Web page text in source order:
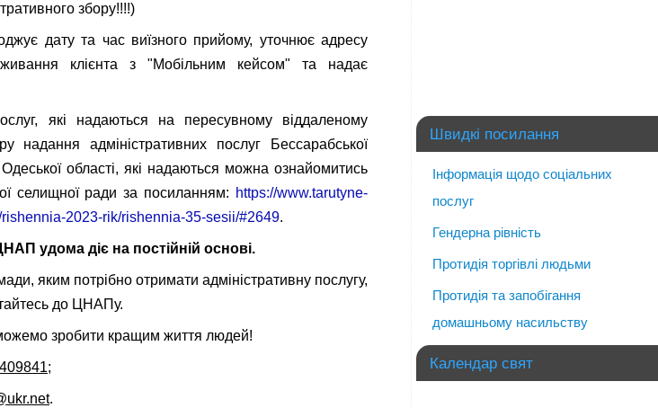
збору!!!!)
дату та час виїзного прийому, уточнює адресу
клієнта з "Мобільним кейсом" та надає
які надаються на пересувному віддаленому
надання адміністративних послуг Бессарабської
області, які надаються можна ознайомитись
селищної ради за посиланням: https://www.tarutyne-
2023-rik/rishennia-35-sesii/#2649.
удома діє на постійній основі.
яким потрібно отримати адміністративну послугу,
до ЦНАПу.
зробити кращим життя людей!
;
.
Швидкі посилання
Інформація щодо соціальних
послуг
Гендерна рівність
Протидія торгівлі людьми
Протидія та запобігання
домашньому насильству
Календар свят